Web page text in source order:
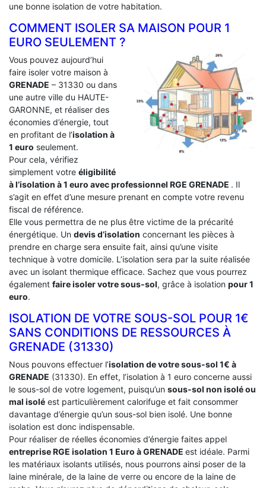
une bonne isolation de votre habitation.
COMMENT ISOLER SA MAISON POUR 1
EURO SEULEMENT ?
Vous pouvez aujourd’hui
faire isoler votre maison à
GRENADE – 31330 ou dans
une autre ville du HAUTE-
GARONNE, et réaliser des
économies d’énergie, tout
en profitant de l’isolation à
1 euro seulement.
Pour cela, vérifiez
simplement votre éligibilité
à l’isolation à 1 euro avec professionnel RGE GRENADE . Il
s’agit en effet d’une mesure prenant en compte votre revenu
fiscal de référence.
Elle vous permettra de ne plus être victime de la précarité
énergétique. Un devis d’isolation concernant les pièces à
prendre en charge sera ensuite fait, ainsi qu’une visite
technique à votre domicile. L’isolation sera par la suite réalisée
avec un isolant thermique efficace. Sachez que vous pourrez
également faire isoler votre sous-sol, grâce à isolation pour 1
euro.
ISOLATION DE VOTRE SOUS-SOL POUR 1€
SANS CONDITIONS DE RESSOURCES À
‎GRENADE (31330)
Nous pouvons effectuer l’isolation de votre sous-sol 1€ à
GRENADE (31330). En effet, l’isolation à 1 euro concerne aussi
le sous-sol de votre logement, puisqu’un sous-sol non isolé ou
mal isolé est particulièrement calorifuge et fait consommer
davantage d’énergie qu’un sous-sol bien isolé. Une bonne
isolation est donc indispensable.
Pour réaliser de réelles économies d’énergie faites appel
entreprise RGE isolation 1 Euro à GRENADE est idéale. Parmi
les matériaux isolants utilisés, nous pourrons ainsi poser de la
laine minérale, de la laine de verre ou encore de la laine de